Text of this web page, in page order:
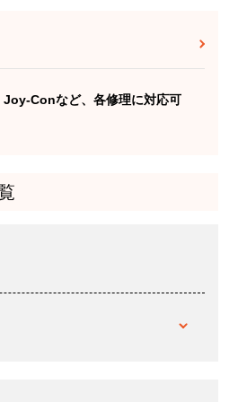
Conなど、各修理に対応可